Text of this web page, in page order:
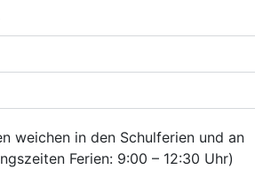
weichen in den Schulferien und an
Ferien: 9:00 – 12:30 Uhr)